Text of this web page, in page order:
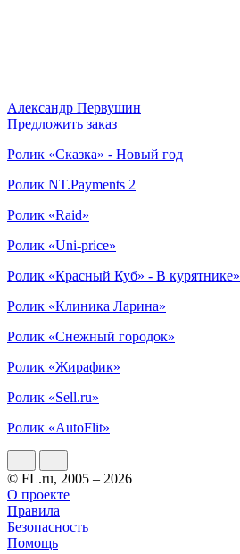
Александр Первушин
Предложить заказ
Ролик «Сказка» - Новый год
Ролик NT.Payments 2
Ролик «Raid»
Ролик «Uni-price»
Ролик «Красный Куб» - В курятнике»
Ролик «Клиника Ларина»
Ролик «Снежный городок»
Ролик «Жирафик»
Ролик «Sell.ru»
Ролик «AutoFlit»
© FL.ru, 2005 – 2026
О проекте
Правила
Безопасность
Помощь